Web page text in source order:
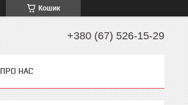
Кошик
+380 (67) 526-15-29
ПРО НАС